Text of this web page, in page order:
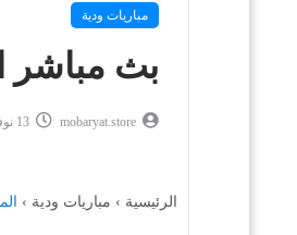
مباريات ودية
بث مباشر
mobaryat.store 13 نوفمبر 2025
الرئيسية › مباريات ودية ›